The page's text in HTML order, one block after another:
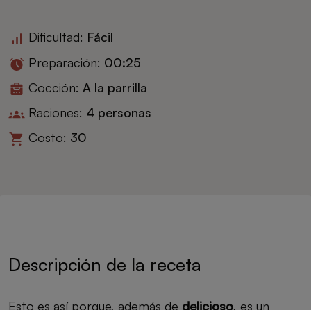
Dificultad: Fácil
Preparación: 00:25
Cocción: A la parrilla
Raciones: 4 personas
Costo: 30
Descripción de la receta
Esto es así porque, además de delicioso, es un